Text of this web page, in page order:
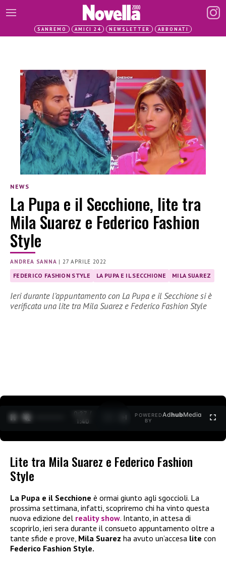
SANREMO AMICI 24 NEWSLETTER ABBONATI
NEWS
La Pupa e il Secchione, lite tra
Mila Suarez e Federico Fashion
Style
ANDREA SANNA |27 APRILE 2022
FEDERICO FASHION STYLE LA PUPA E IL SECCHIONE MILA SUAREZ
Ieri durante l’appuntamento con La Pupa e il Secchione si è
verificata una lite tra Mila Suarez e Federico Fashion Style
0:27 /
1:40
POWERED
BY
AdhubMedia
Lite tra Mila Suarez e Federico Fashion
Style
La Pupa e il Secchione è ormai giunto agli sgoccioli. La
prossima settimana, infatti, scopriremo chi ha vinto questa
nuova edizione del reality show. Intanto, in attesa di
scoprirlo, ieri sera durante il consueto appuntamento oltre a
tante sfide e prove, Mila Suarez ha avuto un’accesa lite con
Federico Fashion Style.